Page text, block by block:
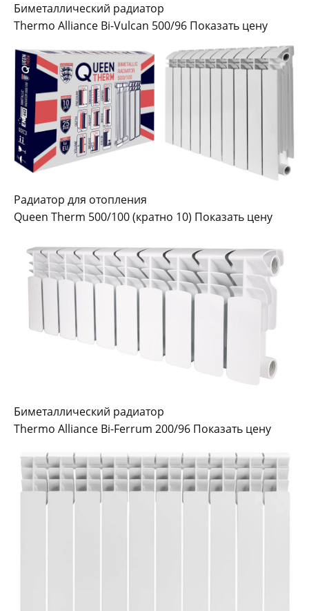
Биметаллический радиатор
Thermo Alliance Bi-Vulcan 500/96 Показать цену
Радиатор для отопления
Queen Therm 500/100 (кратно 10) Показать цену
Биметаллический радиатор
Thermo Alliance Bi-Ferrum 200/96 Показать цену